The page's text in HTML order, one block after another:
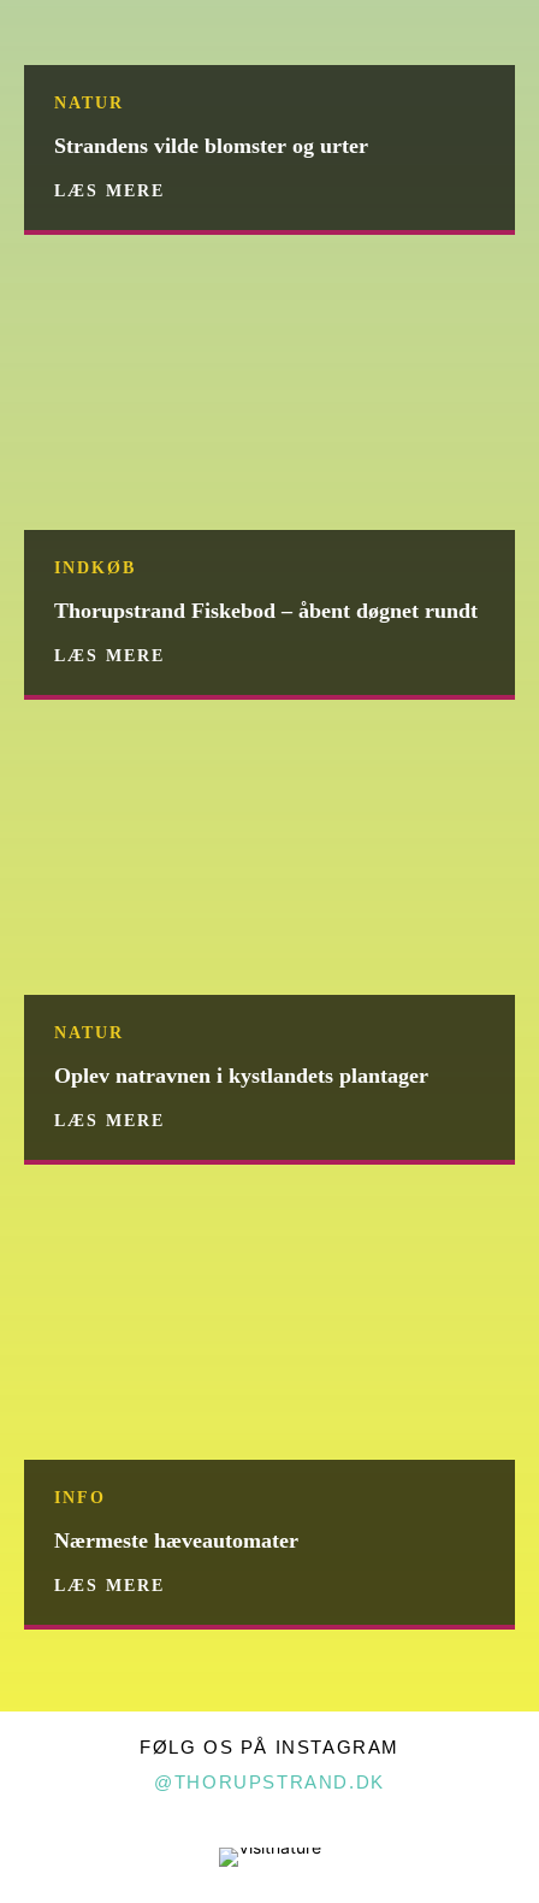
NATUR
Strandens vilde blomster og urter
LÆS MERE
INDKØB
Thorupstrand Fiskebod – åbent døgnet rundt
LÆS MERE
NATUR
Oplev natravnen i kystlandets plantager
LÆS MERE
INFO
Nærmeste hæveautomater
LÆS MERE
FØLG OS PÅ INSTAGRAM
@THORUPSTRAND.DK